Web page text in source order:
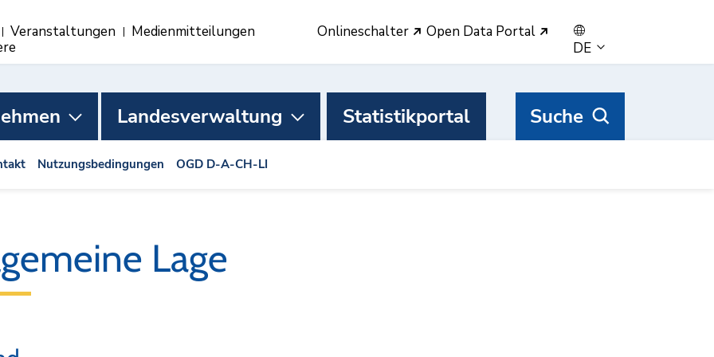
Veranstaltungen
Medienmitteilungen
Onlineschalter
Open Data Portal
DE
Landesverwaltung Statistikportal Suche
Nutzungsbedingungen OGD D-A-CH-LI
Lage